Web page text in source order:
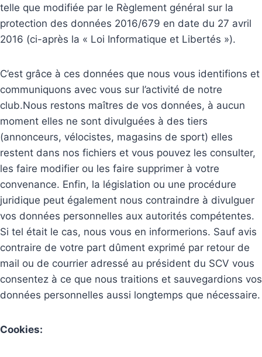
telle que modifiée par le Règlement général sur la
protection des données 2016/679 en date du 27 avril
2016 (ci-après la « Loi Informatique et Libertés »).
C’est grâce à ces données que nous vous identifions et
communiquons avec vous sur l’activité de notre
club.Nous restons maîtres de vos données, à aucun
moment elles ne sont divulguées à des tiers
(annonceurs, vélocistes, magasins de sport) elles
restent dans nos fichiers et vous pouvez les consulter,
les faire modifier ou les faire supprimer à votre
convenance. Enfin, la législation ou une procédure
juridique peut également nous contraindre à divulguer
vos données personnelles aux autorités compétentes.
Si tel était le cas, nous vous en informerions. Sauf avis
contraire de votre part dûment exprimé par retour de
mail ou de courrier adressé au président du SCV vous
consentez à ce que nous traitions et sauvegardions vos
données personnelles aussi longtemps que nécessaire.
Cookies: